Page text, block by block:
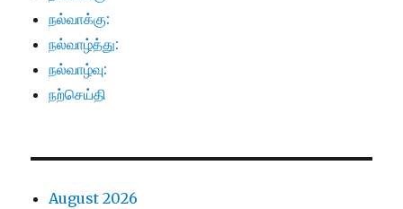
நல்வாக்கு:
நல்வாழ்த்து:
நல்வாழ்வு:
நற்செய்தி
August 2026